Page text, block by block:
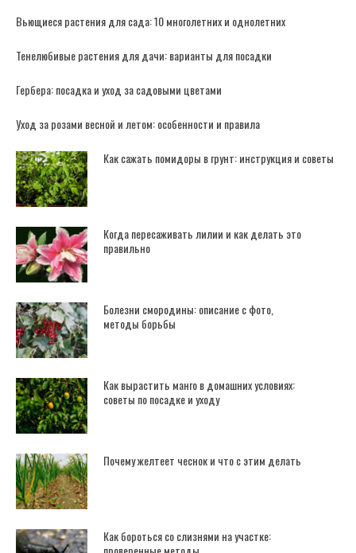
Вьющиеся растения для сада: 10 многолетних и однолетних
Тенелюбивые растения для дачи: варианты для посадки
Гербера: посадка и уход за садовыми цветами
Уход за розами весной и летом: особенности и правила
Как сажать помидоры в грунт: инструкция и советы
Когда пересаживать лилии и как делать это
правильно
Болезни смородины: описание с фото,
методы борьбы
Как вырастить манго в домашних условиях:
советы по посадке и уходу
Почему желтеет чеснок и что с этим делать
Как бороться со слизнями на участке: